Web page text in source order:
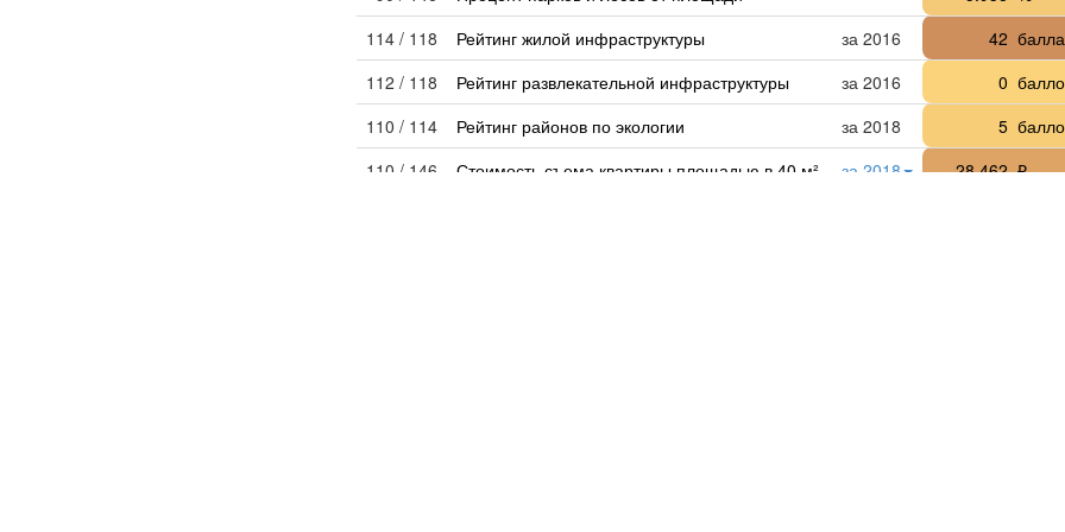
114 / 118
Рейтинг жилой инфраструктуры за 2016 42 балла
112 / 118
Рейтинг развлекательной инфраструктуры за 2016 0
110 / 114
Рейтинг районов по экологии за 2018 5
110 / 146
Стоимость съема квартиры площадью в 40 м² за 2018 28 462 ₽